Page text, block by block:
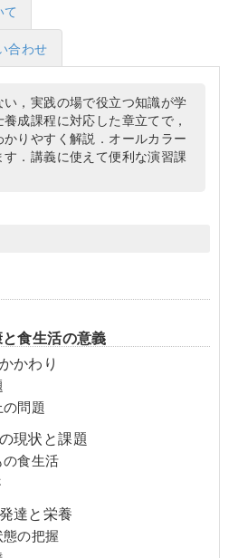
合わせ
，実践の場で役立つ知識が学
成課程に対応した章立てで，
りやすく解説．オールカラー
．講義に使えて便利な演習課
食生活の意義
かわり
問題
現状と課題
食生活
達と栄養
の把握